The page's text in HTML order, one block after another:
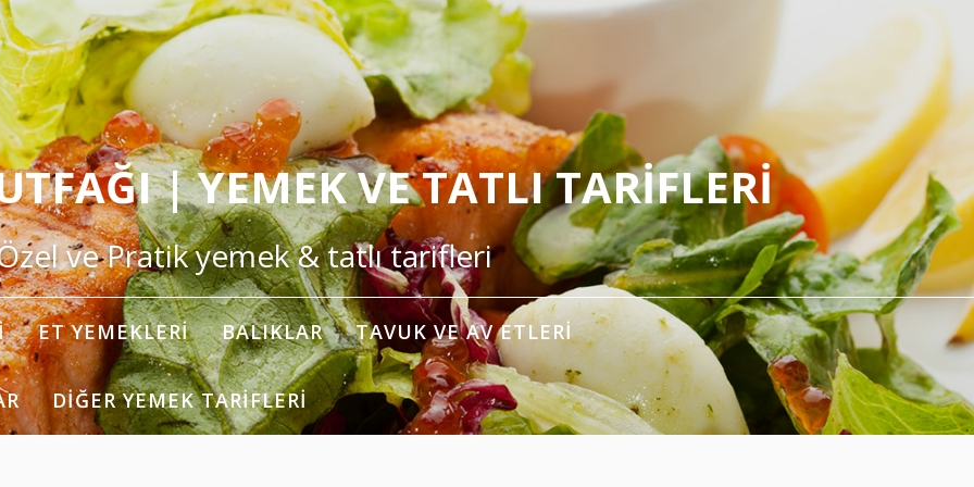
| YEMEK VE TATLI TARIFLERI
ve Pratik yemek & tatlı tarifleri
ET YEMEKLERI BALIKLAR TAVUK VE AV ETLERI
DIĞER YEMEK TARIFLERI